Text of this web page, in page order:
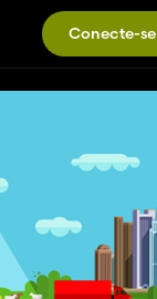
Conecte-se